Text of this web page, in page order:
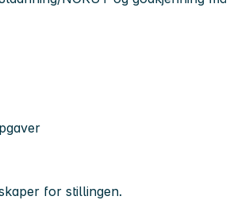
for stillingen.